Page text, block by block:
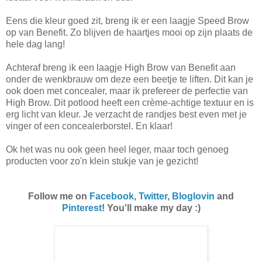
Eens die kleur goed zit, breng ik er een laagje Speed Brow
op van Benefit. Zo blijven de haartjes mooi op zijn plaats de
hele dag lang!
Achteraf breng ik een laagje High Brow van Benefit aan
onder de wenkbrauw om deze een beetje te liften. Dit kan je
ook doen met concealer, maar ik prefereer de perfectie van
High Brow. Dit potlood heeft een crème-achtige textuur en is
erg licht van kleur. Je verzacht de randjes best even met je
vinger of een concealerborstel. En klaar!
Ok het was nu ook geen heel leger, maar toch genoeg
producten voor zo'n klein stukje van je gezicht!
Follow me on Facebook, Twitter, Bloglovin and
Pinterest! You'll make my day :)